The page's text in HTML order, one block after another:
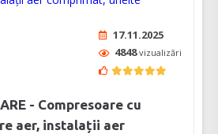
17.11.2025
4848vizualizări
- Compresoare cu
aer, instalații aer